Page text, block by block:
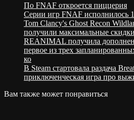
По FNAF откроется пиццерия
Серии игр FNAF исполнилось
Tom Clancy's Ghost Recon
получили максимальные
REANIMAL получила
первое из трех
ко
В Steam стартовала раздача
приключенческая игра про
Вам также может понравиться